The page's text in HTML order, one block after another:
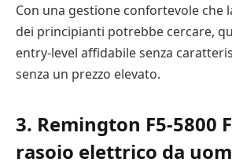
Con una gestione confortevole che
dei principianti potrebbe cercare,
entry-level affidabile senza
senza un prezzo elevato.
3. Remington F5-5800
rasoio elettrico da